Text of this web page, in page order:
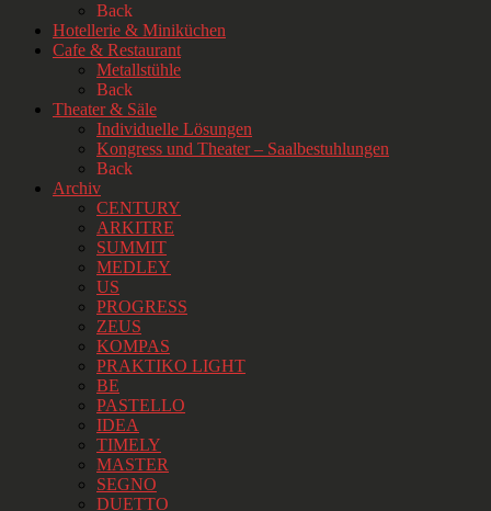
Back
Hotellerie & Miniküchen
Cafe & Restaurant
Metallstühle
Back
Theater & Säle
Individuelle Lösungen
Kongress und Theater – Saalbestuhlungen
Back
Archiv
CENTURY
ARKITRE
SUMMIT
MEDLEY
US
PROGRESS
ZEUS
KOMPAS
PRAKTIKO LIGHT
BE
PASTELLO
IDEA
TIMELY
MASTER
SEGNO
DUETTO